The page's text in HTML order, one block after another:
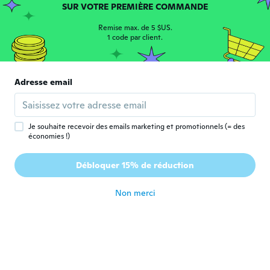
Inscrit depuis 2017 · 104 avis · 4
L Lopes De Sousa
Inscrit depuis 2015 · 12 avis · 1 chargements
Muito bom mesmo recomendo
Malisa
Inscrit depuis 2015 · 14 avis
SUR VOTRE PREMIÈRE COMMANDE
Remise max. de 5 $US.
1 code par client.
Adresse email
Je souhaite recevoir des emails marketing et promotionnels (= des
économies !)
Débloquer 15% de réduction
Non merci